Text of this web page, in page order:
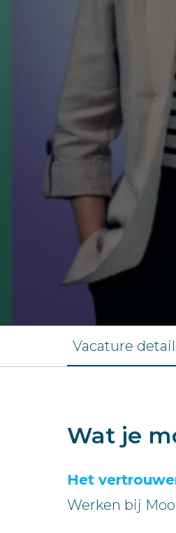
Vacature
Wat je
Het
Werken bij